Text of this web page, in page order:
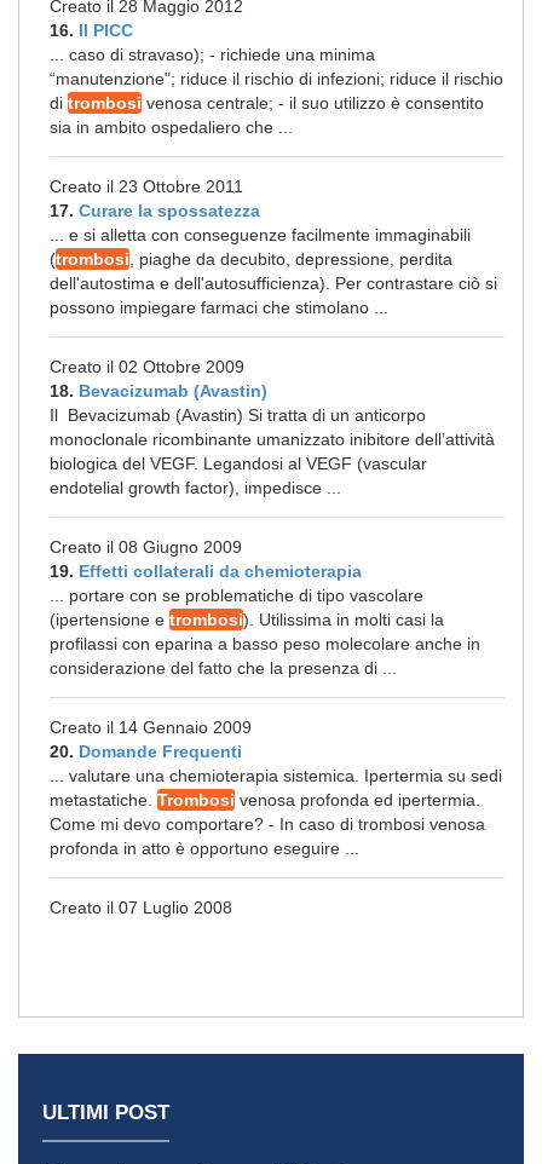
Creato il 28 Maggio 2012
16. Il PICC
... caso di stravaso); - richiede una minima
“manutenzione"; riduce il rischio di infezioni; riduce il rischio
di trombosi venosa centrale; - il suo utilizzo è consentito
sia in ambito ospedaliero che ...
Creato il 23 Ottobre 2011
17. Curare la spossatezza
... e si alletta con conseguenze facilmente immaginabili
(trombosi , piaghe da decubito, depressione, perdita
dell'autostima e dell'autosufficienza). Per contrastare ciò si
possono impiegare farmaci che stimolano ...
Creato il 02 Ottobre 2009
18. Bevacizumab (Avastin)
Il Bevacizumab (Avastin) Si tratta di un anticorpo
monoclonale ricombinante umanizzato inibitore dell’attività
biologica del VEGF. Legandosi al VEGF (vascular
endotelial growth factor), impedisce ...
Creato il 08 Giugno 2009
19. Effetti collaterali da chemioterapia
... portare con se problematiche di tipo vascolare
(ipertensione e trombosi). Utilissima in molti casi la
profilassi con eparina a basso peso molecolare anche in
considerazione del fatto che la presenza di ...
Creato il 14 Gennaio 2009
20. Domande Frequenti
... valutare una chemioterapia sistemica. Ipertermia su sedi
metastatiche. Trombosi venosa profonda ed ipertermia.
Come mi devo comportare? - In caso di trombosi venosa
profonda in atto è opportuno eseguire ...
Creato il 07 Luglio 2008
ULTIMI POST